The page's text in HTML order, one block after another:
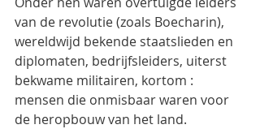
van de revolutie (zoals Boecharin),
wereldwijd bekende staatslieden en
diplomaten, bedrijfsleiders, uiterst
bekwame militairen, kortom :
mensen die onmisbaar waren voor
de heropbouw van het land.